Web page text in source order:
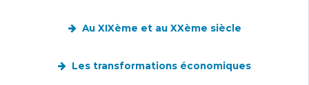
Au XIXème et au XXème siècle
Les transformations économiques